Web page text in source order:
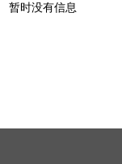
暂时没有信息